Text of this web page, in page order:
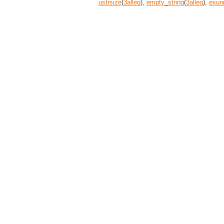
ustrsize(3alleg), empty_string(3alleg),